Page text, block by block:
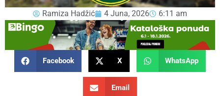
Ramiza Hadžić 4 Juna, 2026 6:11 am
Facebook X WhatsApp
Email